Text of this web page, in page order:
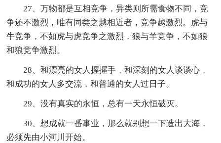
27、万物都是互相竞争，异类则所需食物不同，竞
争还不激烈，唯有同类之越相近者，竞争越激烈。虎与
牛竞争，不如虎与虎竞争之激烈，狼与羊竞争，不如狼
和狼竞争激烈。
28、和漂亮的女人握握手，和深刻的女人谈谈心，
和成功的女人多交流，和普通的女人过日子。
29、没有真实的永恒，总有一天永恒破灭。
30、想成就一番事业，那么就别想一下造出大海，
必须先由小河川开始。